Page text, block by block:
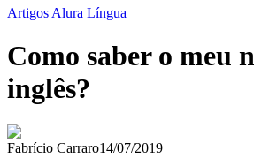
Artigos Alura Língua
Como saber o meu
inglês?
Fabrício Carraro14/07/2019